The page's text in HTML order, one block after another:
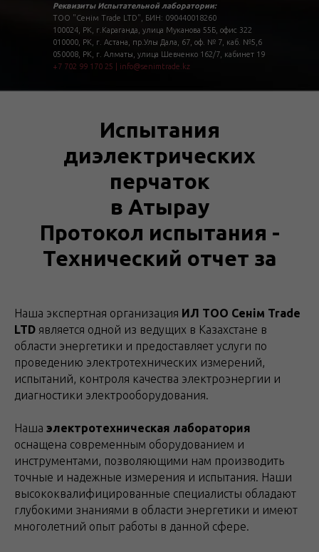
Реквизиты Испытательной лаборатории:
ТОО "Сенім Trade LTD", БИН: 090440018260
100024, РК, г.Караганда, улица Муканова 55Б, офис 322
010000, РК, г. Астана, пр.Улы Дала, 67, оф. № 7, каб. №5,6
050008, РК, г. Алматы, улица Шевченко 162/7, кабинет 19
+7 702 99 170 25
info@senimtrade.kz
Испытания
диэлектрических
перчаток
в Атырау
Протокол испытания -
Технический отчет за
Наша экспертная организация ИЛ ТОО Сенім Trade
LTD является одной из ведущих в Казахстане в
области энергетики и предоставляет услуги по
проведению электротехнических измерений,
испытаний, контроля качества электроэнергии и
диагностики электрооборудования.
Наша электротехническая лаборатория
оснащена современным оборудованием и
инструментами, позволяющими нам производить
точные и надежные измерения и испытания. Наши
высококвалифицированные специалисты обладают
глубокими знаниями в области энергетики и имеют
многолетний опыт работы в данной сфере.